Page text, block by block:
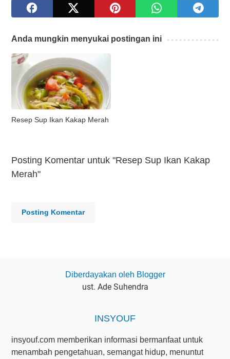
Anda mungkin menyukai postingan ini
Resep Sup Ikan Kakap Merah
Posting Komentar untuk "Resep Sup Ikan Kakap
Merah"
Posting Komentar
Diberdayakan oleh Blogger
ust. Ade Suhendra
INSYOUF
insyouf.com memberikan informasi bermanfaat untuk
menambah pengetahuan, semangat hidup, menuntut